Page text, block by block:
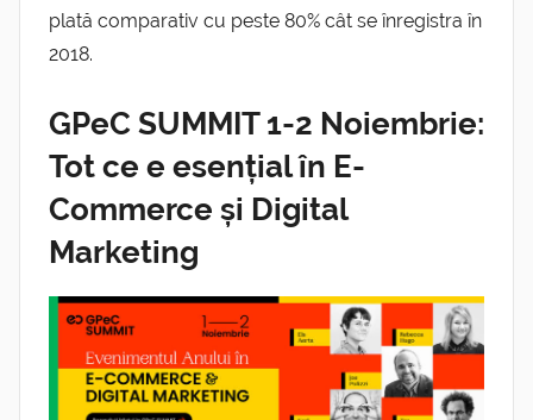
plată comparativ cu peste 80% cât se înregistra în
2018.
GPeC SUMMIT 1-2 Noiembrie:
Tot ce e esențial în E-
Commerce și Digital
Marketing